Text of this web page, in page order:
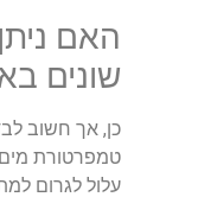
האם
שונים
כן, אך חשוב
טמפרטורת מים
עלול לגרום